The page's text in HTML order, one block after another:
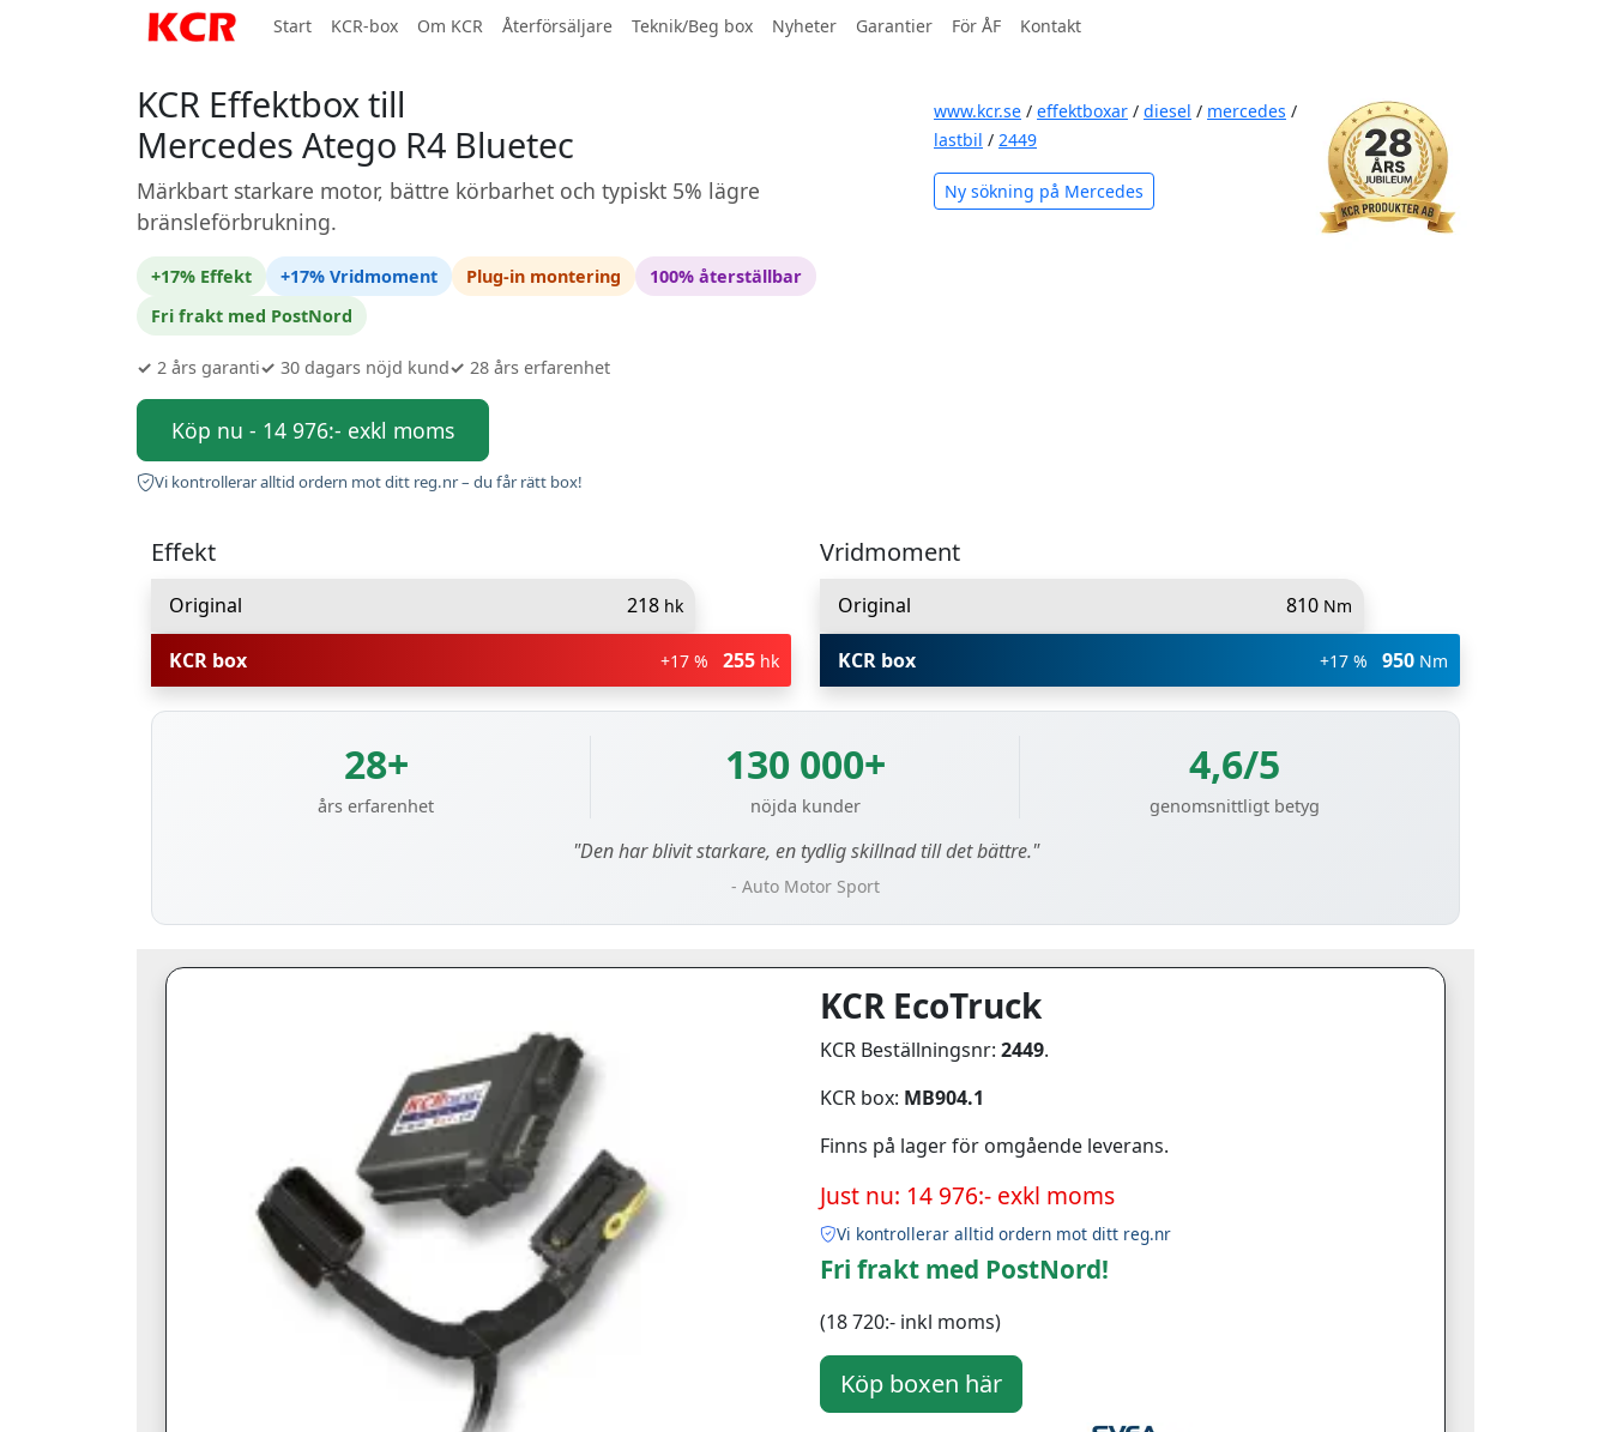
Start KCR-box Om KCR Återförsäljare Teknik/Beg box Nyheter Garantier För ÅF Kontakt
KCR Effektbox till
Mercedes Atego R4 Bluetec
Märkbart starkare motor, bättre körbarhet och typiskt 5% lägre
bränsleförbrukning.
+17% Effekt +17% Vridmoment Plug-in montering
100% återställbar
Fri frakt med PostNord
✓ 2 års garanti✓ 30 dagars nöjd kund✓ 28 års erfarenhet
Köp nu - 14 976:- exkl moms
Vi kontrollerar alltid ordern mot ditt reg.nr – du får rätt box!
www.kcr.se / effektboxar / diesel / mercedes /
lastbil / 2449
Ny sökning på Mercedes
Effekt
Original 218 hk
KCR box +17 % 255 hk
Vridmoment
Original 810 Nm
KCR box +17 % 950 Nm
28+
års erfarenhet
130 000+
nöjda kunder
4,6/5
genomsnittligt betyg
"Den har blivit starkare, en tydlig skillnad till det bättre."
- Auto Motor Sport
KCR EcoTruck
KCR Beställningsnr: 2449.
KCR box: MB904.1
Finns på lager för omgående leverans.
Just nu: 14 976:- exkl moms
Vi kontrollerar alltid ordern mot ditt reg.nr
Fri frakt med PostNord!
(18 720:- inkl moms)